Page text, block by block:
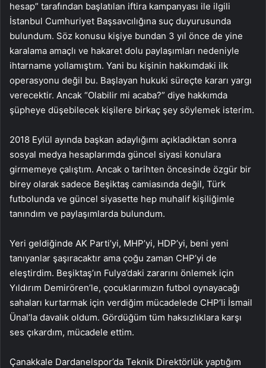
hesap” tarafından başlatılan iftira kampanyası ile ilgili
İstanbul Cumhuriyet Başsavcılığına suç duyurusunda
bulundum. Söz konusu kişiye bundan 3 yıl önce de yine
karalama amaçlı ve hakaret dolu paylaşımları nedeniyle
ihtarname yollamıştım. Yani bu kişinin hakkımdaki ilk
operasyonu değil bu. Başlayan hukuki süreçte kararı yargı
verecektir. Ancak “Olabilir mi acaba?” diye hakkımda
şüpheye düşebilecek kişilere birkaç şey söylemek isterim.
2018 Eylül ayında başkan adaylığımı açıkladıktan sonra
sosyal medya hesaplarımda güncel siyasi konulara
girmemeye çalıştım. Ancak o tarihten öncesinde özgür bir
birey olarak sadece Beşiktaş camiasında değil, Türk
futbolunda ve güncel siyasette hep muhalif kişiliğimle
tanındım ve paylaşımlarda bulundum.
Yeri geldiğinde AK Parti’yi, MHP’yi, HDP’yi, beni yeni
tanıyanlar şaşıracaktır ama çoğu zaman CHP’yi de
eleştirdim. Beşiktaş’ın Fulya’daki zararını önlemek için
Yıldırım Demirören’le, çocuklarımızın futbol oynayacağı
sahaları kurtarmak için verdiğim mücadelede CHP’li İsmail
Ünal’la davalık oldum. Gördüğüm tüm haksızlıklara karşı
ses çıkardım, mücadele ettim.
Çanakkale Dardanelspor’da Teknik Direktörlük yaptığım